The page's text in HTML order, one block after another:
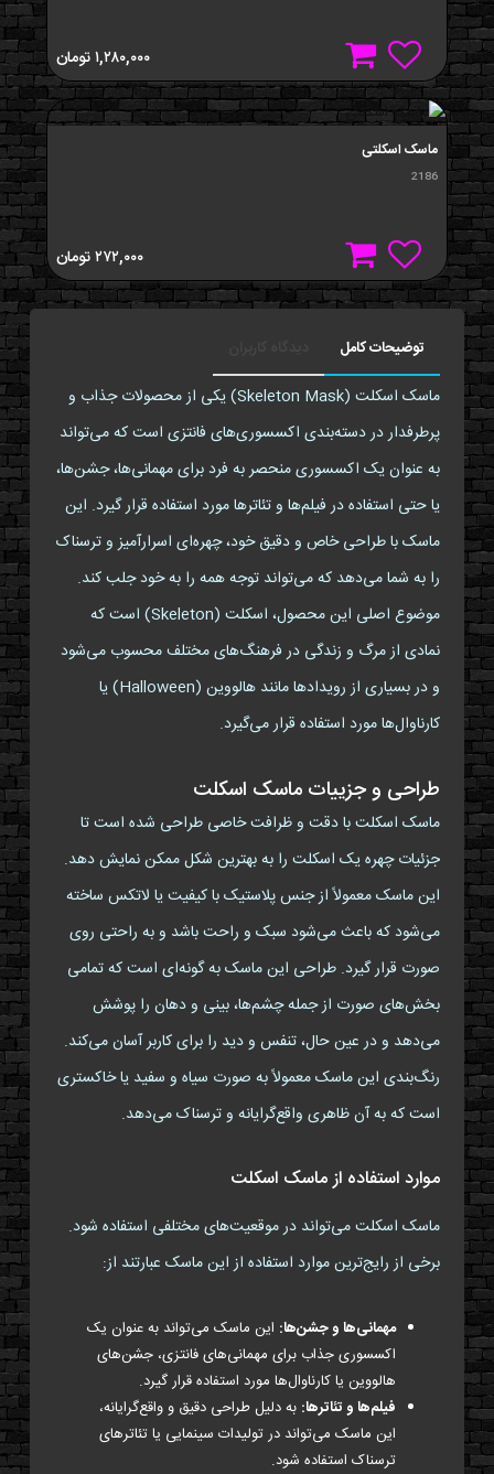
۱,۲۸۰,۰۰۰تومان
ماسک اسکلتی
2186
۲۷۲,۰۰۰تومان
توضیحات کامل
ماسک اسکلت (Skeleton Mask) یکی از محصولات جذاب و
پرطرفدار در دسته‌بندی اکسسوری‌های فانتزی است که می‌تواند
به عنوان یک اکسسوری منحصر به فرد برای مهمانی‌ها، جشن‌ها،
یا حتی استفاده در فیلم‌ها و تئاترها مورد استفاده قرار گیرد. این
ماسک با طراحی خاص و دقیق خود، چهره‌ای اسرارآمیز و ترسناک
را به شما می‌دهد که می‌تواند توجه همه را به خود جلب کند.
موضوع اصلی این محصول، اسکلت (Skeleton) است که
نمادی از مرگ و زندگی در فرهنگ‌های مختلف محسوب می‌شود
و در بسیاری از رویدادها مانند هالووین (Halloween) یا
کارناوال‌ها مورد استفاده قرار می‌گیرد.
طراحی و جزییات ماسک اسکلت
ماسک اسکلت با دقت و ظرافت خاصی طراحی شده است تا
جزئیات چهره یک اسکلت را به بهترین شکل ممکن نمایش دهد.
این ماسک معمولاً از جنس پلاستیک با کیفیت یا لاتکس ساخته
می‌شود که باعث می‌شود سبک و راحت باشد و به راحتی روی
صورت قرار گیرد. طراحی این ماسک به گونه‌ای است که تمامی
بخش‌های صورت از جمله چشم‌ها، بینی و دهان را پوشش
می‌دهد و در عین حال، تنفس و دید را برای کاربر آسان می‌کند.
رنگ‌بندی این ماسک معمولاً به صورت سیاه و سفید یا خاکستری
است که به آن ظاهری واقع‌گرایانه و ترسناک می‌دهد.
موارد استفاده از ماسک اسکلت
ماسک اسکلت می‌تواند در موقعیت‌های مختلفی استفاده شود.
برخی از رایج‌ترین موارد استفاده از این ماسک عبارتند از:
مهمانی‌ها و جشن‌ها: این ماسک می‌تواند به عنوان یک
اکسسوری جذاب برای مهمانی‌های فانتزی، جشن‌های
هالووین یا کارناوال‌ها مورد استفاده قرار گیرد.
فیلم‌ها و تئاترها: به دلیل طراحی دقیق و واقع‌گرایانه،
این ماسک می‌تواند در تولیدات سینمایی یا تئاترهای
ترسناک استفاده شود.